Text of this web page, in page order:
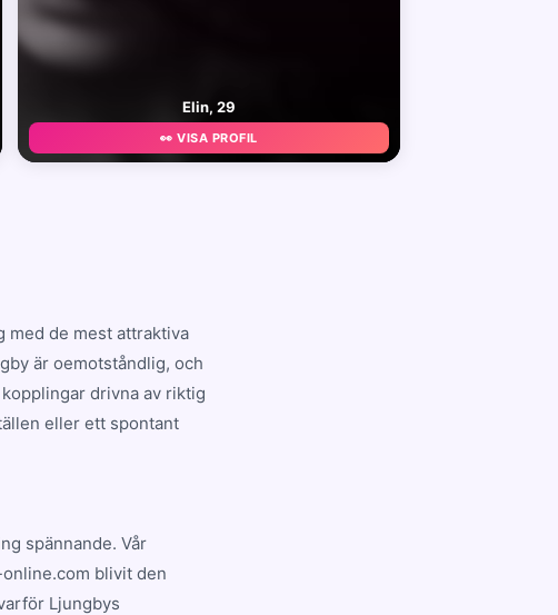
Elin, 29
👀 VISA PROFIL
med de mest attraktiva
är oemotståndlig, och
drivna av riktig
eller ett spontant
spännande. Vår
blivit den
Ljungbys